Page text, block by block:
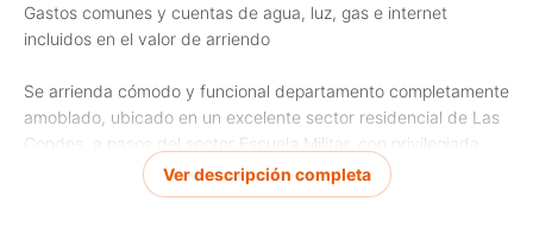
Gastos comunes y cuentas de agua, luz, gas e internet
incluidos en el valor de arriendo
Se arrienda cómodo y funcional departamento completamente
amoblado, ubicado en un excelente sector residencial de Las
Condes, a pasos del sector Escuela Militar, con privilegiada
conectividad y cercanía a estaciones de Metro, comercio,
supermercados, restaurantes y servicios.
Ver descripción completa